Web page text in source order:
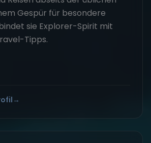
Gespür für besondere
sie Explorer-Spirit mit
Tipps.
→